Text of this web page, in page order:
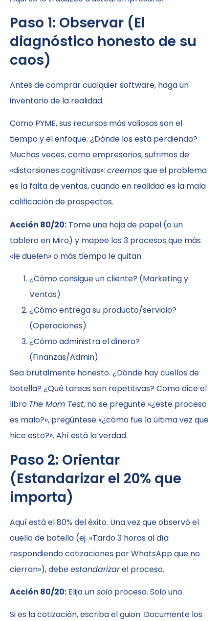
Paso 1: Observar (El
diagnóstico honesto de su
caos)
Antes de comprar cualquier software, haga un
inventario de la realidad.
Como PYME, sus recursos más valiosos son el
tiempo y el enfoque. ¿Dónde los está perdiendo?
Muchas veces, como empresarios, sufrimos de
«distorsiones cognitivas»: creemosque el problema
es la falta de ventas, cuando en realidad es la mala
calificación de prospectos.
Acción 80/20: Tome una hoja de papel (o un
tablero en Miro) y mapee los 3 procesos que más
«le duelen» o más tiempo le quitan.
¿Cómo consigue un cliente? (Marketing y
Ventas)
¿Cómo entrega su producto/servicio?
(Operaciones)
¿Cómo administra el dinero?
(Finanzas/Admin)
Sea brutalmente honesto. ¿Dónde hay cuellos de
botella? ¿Qué tareas son repetitivas? Como dice el
libro The Mom Test, no se pregunte «¿este proceso
es malo?», pregúntese «¿cómo fue la última vez que
hice esto?». Ahí está la verdad.
Paso 2: Orientar
(Estandarizar el 20% que
importa)
Aquí está el 80% del éxito. Una vez que observó el
cuello de botella (ej. «Tardo 3 horas al día
respondiendo cotizaciones por WhatsApp que no
cierran»), debeestandarizarel proceso.
Acción 80/20: Elija un solo proceso. Solo uno.
Si es la cotización, escriba el guion. Documente los